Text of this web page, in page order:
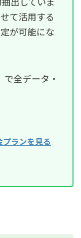
て活用する
が可能にな
全データ・
プランを見る